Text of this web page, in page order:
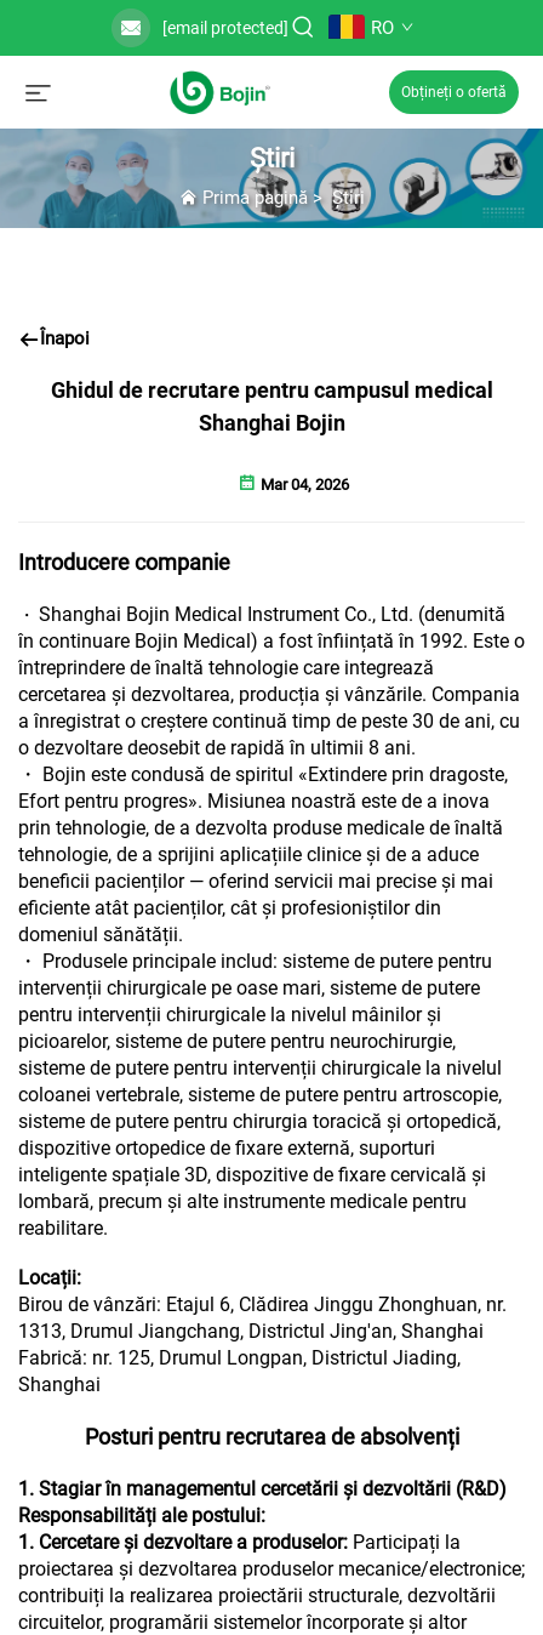
[email protected] RO
Obțineți o ofertă
Știri
Prima pagină>Știri
Înapoi
Ghidul de recrutare pentru campusul medical
Shanghai Bojin
Mar 04, 2026
Introducere companie
・ Shanghai Bojin Medical Instrument Co., Ltd. (denumită
în continuare Bojin Medical) a fost înființată în 1992. Este o
întreprindere de înaltă tehnologie care integrează
cercetarea și dezvoltarea, producția și vânzările. Compania
a înregistrat o creștere continuă timp de peste 30 de ani, cu
o dezvoltare deosebit de rapidă în ultimii 8 ani.
・ Bojin este condusă de spiritul «Extindere prin dragoste,
Efort pentru progres». Misiunea noastră este de a inova
prin tehnologie, de a dezvolta produse medicale de înaltă
tehnologie, de a sprijini aplicațiile clinice și de a aduce
beneficii pacienților — oferind servicii mai precise și mai
eficiente atât pacienților, cât și profesioniștilor din
domeniul sănătății.
・ Produsele principale includ: sisteme de putere pentru
intervenții chirurgicale pe oase mari, sisteme de putere
pentru intervenții chirurgicale la nivelul mâinilor și
picioarelor, sisteme de putere pentru neurochirurgie,
sisteme de putere pentru intervenții chirurgicale la nivelul
coloanei vertebrale, sisteme de putere pentru artroscopie,
sisteme de putere pentru chirurgia toracică și ortopedică,
dispozitive ortopedice de fixare externă, suporturi
inteligente spațiale 3D, dispozitive de fixare cervicală și
lombară, precum și alte instrumente medicale pentru
reabilitare.
Locații:
Birou de vânzări: Etajul 6, Clădirea Jinggu Zhonghuan, nr.
1313, Drumul Jiangchang, Districtul Jing'an, Shanghai
Fabrică: nr. 125, Drumul Longpan, Districtul Jiading,
Shanghai
Posturi pentru recrutarea de absolvenți
1. Stagiar în managementul cercetării și dezvoltării (R&D)
Responsabilități ale postului:
1. Cercetare și dezvoltare a produselor: Participați la
proiectarea și dezvoltarea produselor mecanice/electronice;
contribuiți la realizarea proiectării structurale, dezvoltării
circuitelor, programării sistemelor încorporate și altor